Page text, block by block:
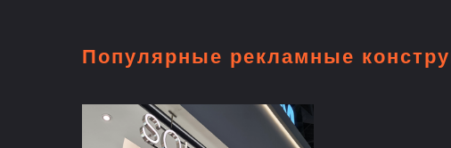
Популярные рекламные